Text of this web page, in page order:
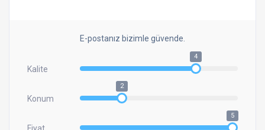
E-postanız bizimle güvende.
Kalite
4
Konum
2
Fiyat
5